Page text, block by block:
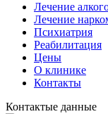
Лечение
Лечение
Психиатрия
Реабилитация
Цены
О клинике
Контакты
Контактые данные